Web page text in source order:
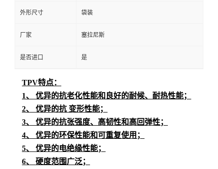
外形尺寸 袋装
厂家 塞拉尼斯
是否进口 是
TPV特点：
1、 优异的抗老化性能和良好的耐候、耐热性能；
2、 优异的抗 变形性能；
3、 优异的抗张强度、高韧性和高回弹性；
4、 优异的环保性能和可重复使用；
5、 优异的电绝缘性能；
6、 硬度范围广泛；